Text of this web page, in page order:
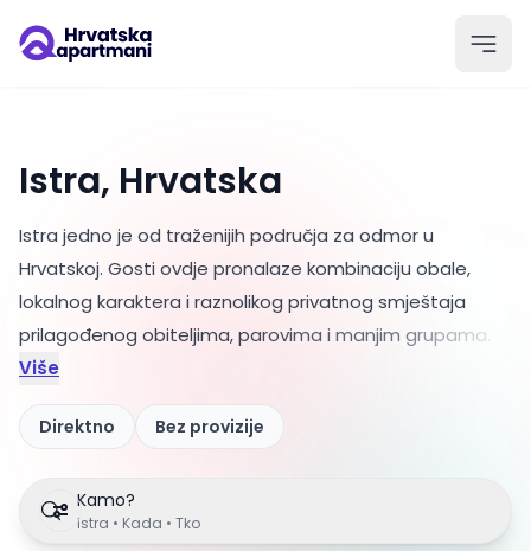
Istra, Hrvatska
Istra jedno je od traženijih područja za odmor u
Hrvatskoj. Gosti ovdje pronalaze kombinaciju obale,
lokalnog karaktera i raznolikog privatnog smještaja
prilagođenog obiteljima, parovima i manjim grupama.
Više
Direktno Bez provizije
Kamo?
Istra • Kada • Tko